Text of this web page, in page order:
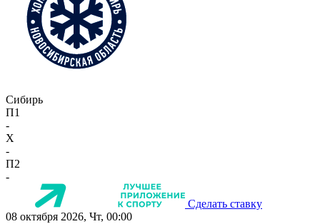
Сибирь
П1
-
X
-
П2
-
Сделать ставку
08 октября 2026, Чт, 00:00